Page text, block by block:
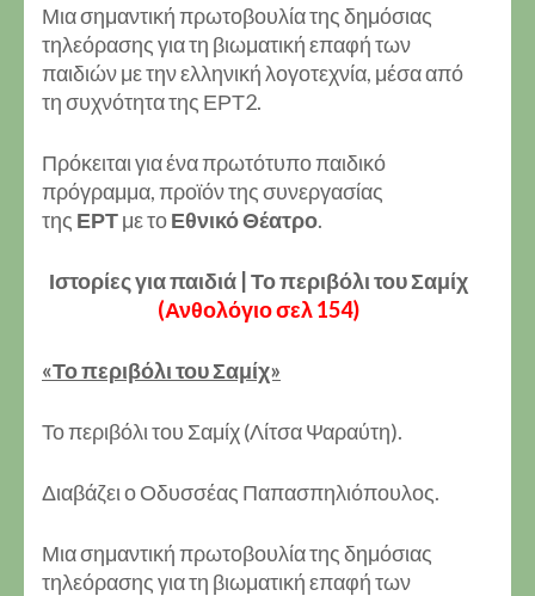
Μια σημαντική πρωτοβουλία της δημόσιας
τηλεόρασης για τη βιωματική επαφή των
παιδιών με την ελληνική λογοτεχνία, μέσα από
τη συχνότητα της ΕΡΤ2.
Πρόκειται για ένα πρωτότυπο παιδικό
πρόγραμμα, προϊόν της συνεργασίας
της ΕΡΤμε τοΕθνικό Θέατρο.
Ιστορίες για παιδιά | Το περιβόλι του Σαμίχ
(Ανθολόγιο σελ 154)
«Το περιβόλι του Σαμίχ»
Το περιβόλι του Σαμίχ (Λίτσα Ψαραύτη).
Διαβάζει ο Οδυσσέας Παπασπηλιόπουλος.
Μια σημαντική πρωτοβουλία της δημόσιας
τηλεόρασης για τη βιωματική επαφή των